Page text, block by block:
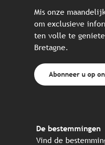
Mis onze
om exclusieve
ten volle te
Bretagne.
Abonneer u op
De bestemmingen
Vind de